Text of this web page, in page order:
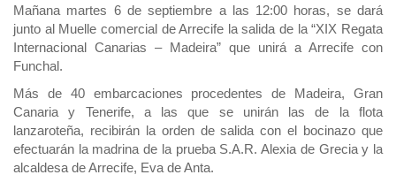
Mañana martes 6 de septiembre a las 12:00 horas, se dará
junto al Muelle comercial de Arrecife la salida de la “XIX Regata
Internacional Canarias – Madeira” que unirá a Arrecife con
Funchal.
Más de 40 embarcaciones procedentes de Madeira, Gran
Canaria y Tenerife, a las que se unirán las de la flota
lanzaroteña, recibirán la orden de salida con el bocinazo que
efectuarán la madrina de la prueba S.A.R. Alexia de Grecia y la
alcaldesa de Arrecife, Eva de Anta.